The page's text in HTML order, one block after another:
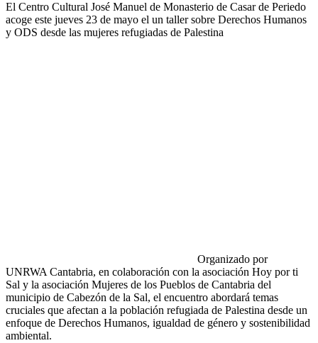
El Centro Cultural José Manuel de Monasterio de Casar de Periedo
acoge este jueves 23 de mayo el un taller sobre Derechos Humanos
y ODS desde las mujeres refugiadas de Palestina
Organizado por
UNRWA Cantabria, en colaboración con la asociación Hoy por ti
Sal y la asociación Mujeres de los Pueblos de Cantabria del
municipio de Cabezón de la Sal, el encuentro abordará temas
cruciales que afectan a la población refugiada de Palestina desde un
enfoque de Derechos Humanos, igualdad de género y sostenibilidad
ambiental.